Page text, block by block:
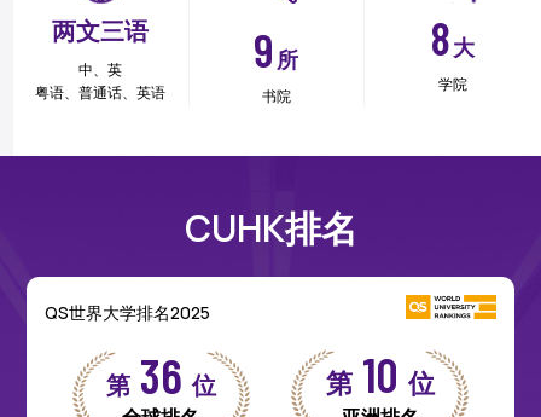
两文三语
中、英
粤语、普通话、英语
9 所
书院
8大
学院
CUHK排名
QS世界大学排名2025
第 36 位 第 10 位